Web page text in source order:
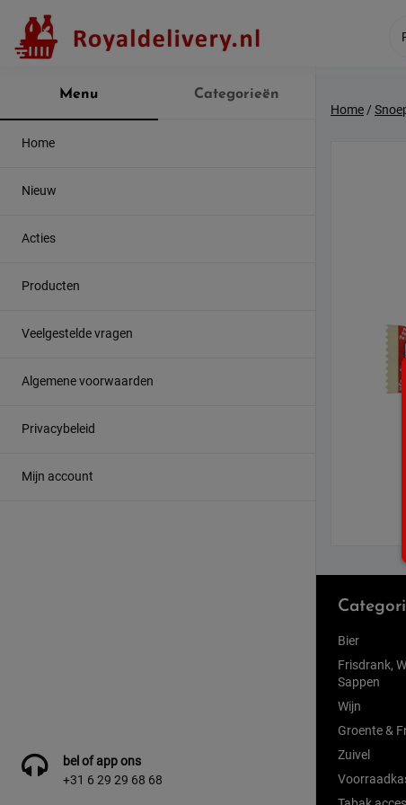
content
Menu Categorieën
Home
Nieuw
Acties
Producten
Veelgestelde vragen
Algemene voorwaarden
Privacybeleid
Mijn account
bel of app ons
+31 6 29 29 68 68
Home/
Bier
Frisdrank,
Sappen
Wijn
Groente &
Zuivel